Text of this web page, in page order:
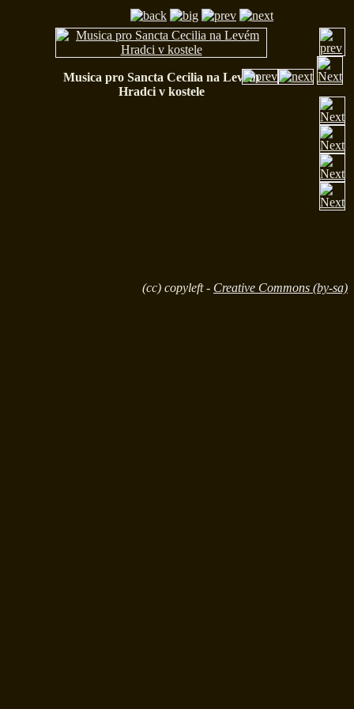
Musica pro Sancta Cecilia na Levém
Hradci v kostele
(cc) copyleft - Creative Commons (by-sa)